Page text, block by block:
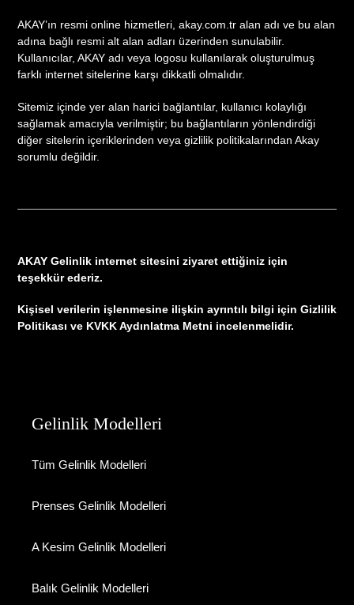
AKAY’ın resmi online hizmetleri, akay.com.tr alan adı ve bu alan
adına bağlı resmi alt alan adları üzerinden sunulabilir.
Kullanıcılar, AKAY adı veya logosu kullanılarak oluşturulmuş
farklı internet sitelerine karşı dikkatli olmalıdır.
Sitemiz içinde yer alan harici bağlantılar, kullanıcı kolaylığı
sağlamak amacıyla verilmiştir; bu bağlantıların yönlendirdiği
diğer sitelerin içeriklerinden veya gizlilik politikalarından Akay
sorumlu değildir.
AKAY Gelinlik internet sitesini ziyaret ettiğiniz için
teşekkür ederiz.
Kişisel verilerin işlenmesine ilişkin ayrıntılı bilgi için Gizlilik
Politikası ve KVKK Aydınlatma Metni incelenmelidir.
Gelinlik Modelleri
Tüm Gelinlik Modelleri
Prenses Gelinlik Modelleri
A Kesim Gelinlik Modelleri
Balık Gelinlik Modelleri